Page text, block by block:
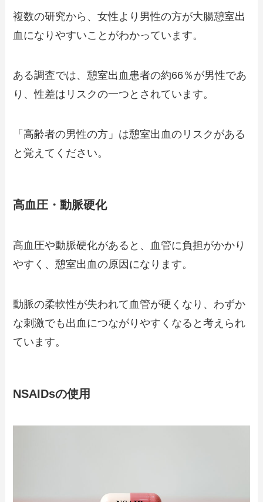
複数の研究から、女性より男性の方が大腸憩室出
血になりやすいことがわかっています。
ある調査では、憩室出血患者の約66％が男性であ
り、性差はリスクの一つとされています。
「高齢者の男性の方」は憩室出血のリスクがある
と覚えてください。
高血圧・動脈硬化
高血圧や動脈硬化があると、血管に負担がかかり
やすく、憩室出血の原因になります。
動脈の柔軟性が失われて血管が硬くなり、わずか
な刺激でも出血につながりやすくなると考えられ
ています。
NSAIDsの使用